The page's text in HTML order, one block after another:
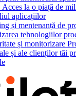
Acces la o piață de
aplicațiilor
și mentenanță de
tehnologiilor
și monitorizare
și ale clienților tăi